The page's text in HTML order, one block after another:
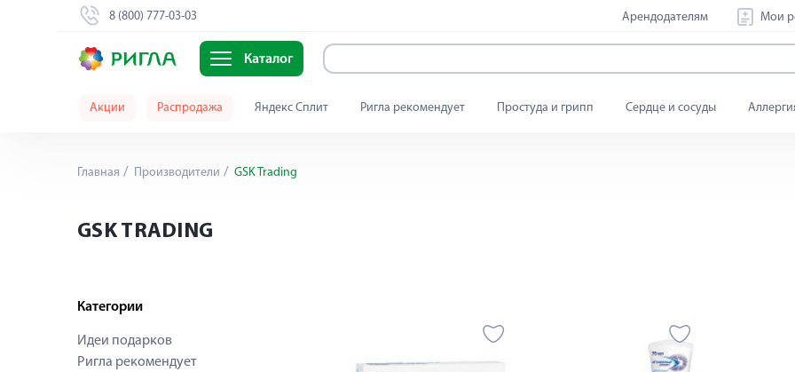
8 (800) 777-03-03 Арендодателям Мои
Каталог
Акции Распродажа Яндекс Сплит Ригла рекомендует Простуда и грипп Сердце и сосуды
Главная Производители GSK Trading
GSK TRADING
Категории
Идеи подарков
Ригла рекомендует